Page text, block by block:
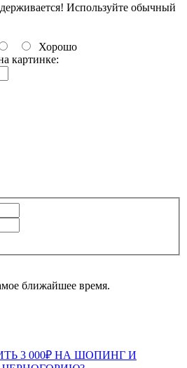
Используйте обычный
Хорошо
картинке:
ближайшее время.
3 000₽ НА ШОПИНГ И